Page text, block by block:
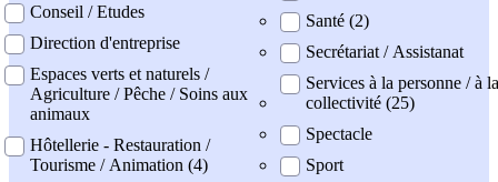
Conseil / Etudes
Direction d'entreprise
Espaces verts et naturels /
Agriculture / Pêche / Soins aux
animaux
Hôtellerie - Restauration /
Tourisme / Animation (4)
Santé (2)
Secrétariat / Assistanat
Services à la personne / à la
collectivité (25)
Spectacle
Sport